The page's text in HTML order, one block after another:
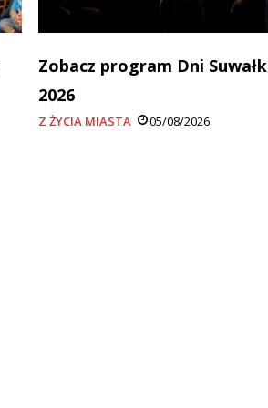
Zobacz program Dni Suwałk
2026
Z ŻYCIA MIASTA 05/08/2026